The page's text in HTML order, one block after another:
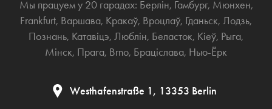
Мы працуем у 20 гарадах: Берлін, Гамбург, Мюнхен,
Frankfurt, Варшава, Кракаў, Вроцлаў, Гданьск, Лодзь,
Познань, Катавіцэ, Люблін, Беласток, Кіеў, Рыга,
Мінск, Прага, Brno, Браціслава, Нью-Ёрк
Westhafenstraße 1, 13353 Berlin